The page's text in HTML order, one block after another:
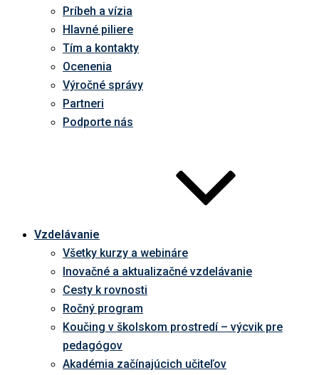
Príbeh a vízia
Hlavné piliere
Tím a kontakty
Ocenenia
Výročné správy
Partneri
Podporte nás
Vzdelávanie
Všetky kurzy a webináre
Inovačné a aktualizačné vzdelávanie
Cesty k rovnosti
Ročný program
Koučing v školskom prostredí – výcvik pre
pedagógov
Akadémia začínajúcich učiteľov